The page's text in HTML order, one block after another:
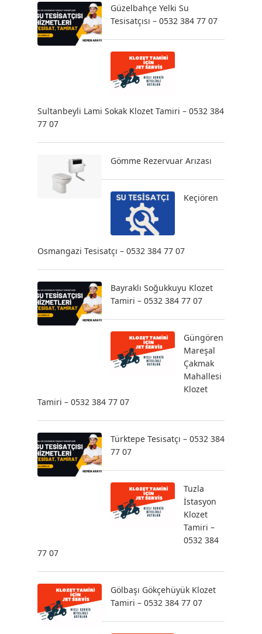
Güzelbahçe Yelki Su
Tesisatçısı – 0532 384 77 07
Sultanbeyli Lami Sokak Klozet Tamiri – 0532 384
77 07
Gömme Rezervuar Arızası
Keçiören
Osmangazi Tesisatçı – 0532 384 77 07
Bayraklı Soğukkuyu Klozet
Tamiri – 0532 384 77 07
Güngören
Mareşal
Çakmak
Mahallesi
Klozet
Tamiri – 0532 384 77 07
Türktepe Tesisatçı – 0532 384
77 07
Tuzla
İstasyon
Klozet
Tamiri –
0532 384
77 07
Gölbaşı Gökçehüyük Klozet
Tamiri – 0532 384 77 07